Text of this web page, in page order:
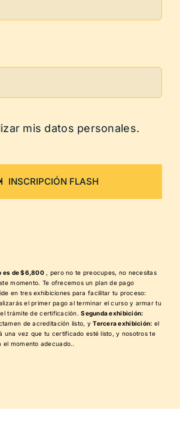
mis datos personales.
INSCRIPCIÓN FLASH
es de $6,800, pero no te preocupes, no necesitas
momento. Te ofrecemos un plan de pago
en tres exhibiciones para facilitar tu proceso:
el primer pago al terminar el curso y armar tu
trámite de certificación.Segunda exhibición:
de acreditación listo, yTercera exhibición: el
una vez que tu certificado esté listo, y nosotros te
el momento adecuado..